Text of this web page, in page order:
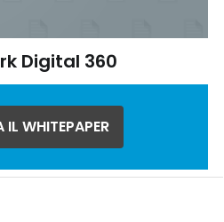
Digital 360
IL WHITEPAPER